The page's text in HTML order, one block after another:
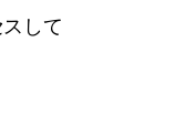
して